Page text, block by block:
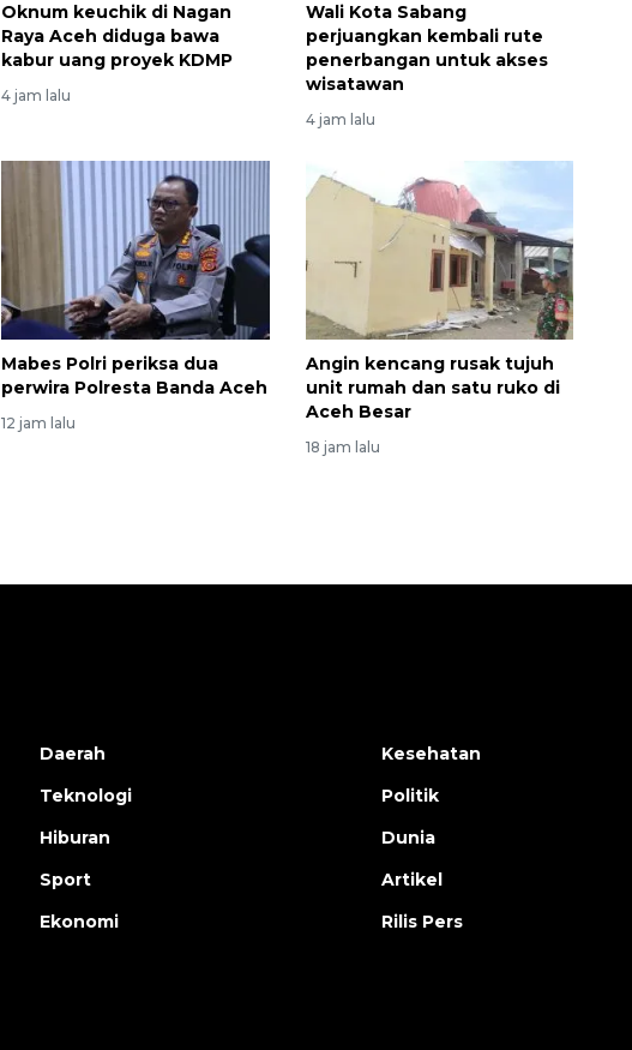
Oknum keuchik di Nagan
Raya Aceh diduga bawa
kabur uang proyek KDMP
4 jam lalu
Wali Kota Sabang
perjuangkan kembali rute
penerbangan untuk akses
wisatawan
4 jam lalu
Mabes Polri periksa dua
perwira Polresta Banda Aceh
12 jam lalu
Angin kencang rusak tujuh
unit rumah dan satu ruko di
Aceh Besar
18 jam lalu
Ekspedisi Rupiah Berdaulat
2026 sambangi Papua
2026-08-06 13:15:00
Daerah
Teknologi
Hiburan
Sport
Ekonomi
Kesehatan
Politik
Dunia
Artikel
Rilis Pers